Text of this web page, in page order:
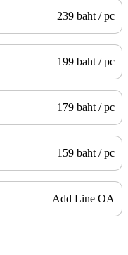
239 baht / pc
199 baht / pc
179 baht / pc
159 baht / pc
Add Line OA